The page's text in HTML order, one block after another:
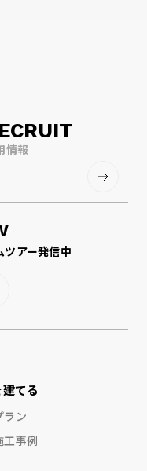
情報
アー発信中
てる
ラン
工事例